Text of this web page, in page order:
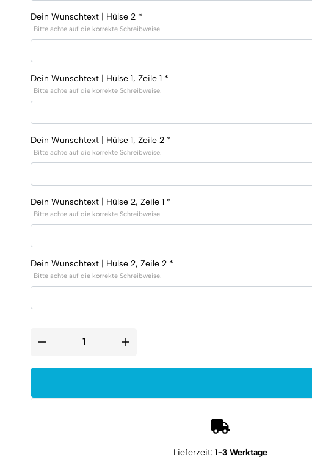
Dein Wunschtext | Hülse 2 *
Bitte achte auf die korrekte Schreibweise.
Dein Wunschtext | Hülse 1, Zeile 1 *
Bitte achte auf die korrekte Schreibweise.
Dein Wunschtext | Hülse 1, Zeile 2 *
Bitte achte auf die korrekte Schreibweise.
Dein Wunschtext | Hülse 2, Zeile 1 *
Bitte achte auf die korrekte Schreibweise.
Dein Wunschtext | Hülse 2, Zeile 2 *
Bitte achte auf die korrekte Schreibweise.
Magnet
/
99
Lieferzeit: 1-3 Werktage